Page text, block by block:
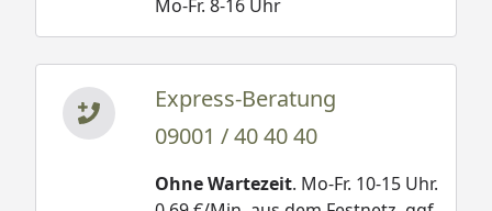
Mo-Fr. 8-16 Uhr
Express-Beratung
09001 / 40 40 40
Ohne Wartezeit. Mo-Fr. 10-15 Uhr.